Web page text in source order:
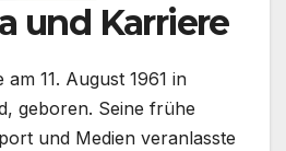
und Karriere
11. August 1961 in
geboren. Seine frühe
und Medien veranlasste